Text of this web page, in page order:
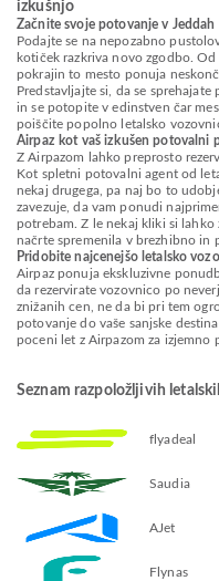
izkušnjo
Začnite svoje potovanje v Jeddah
Podajte se na nepozabno
kotiček razkriva novo zgodbo.
pokrajin to mesto ponuja
Predstavljajte si, da se
in se potopite v edinstven čar
poiščite popolno letalsko
Airpaz kot vaš izkušen potovalni
Z Airpazom lahko preprosto
Kot spletni potovalni agent od
nekaj drugega, pa naj bo to
zavezuje, da vam ponudi
potrebam. Z le nekaj kliki si
načrte spremenila v brezhibno in
Pridobite najcenejšo letalsko
Airpaz ponuja ekskluzivne
da rezervirate vozovnico po
znižanih cen, ne da bi pri tem
potovanje do vaše sanjske
poceni let z Airpazom za izjemno
Seznam razpoložljivih
flyadeal
Saudia
AJet
Flynas